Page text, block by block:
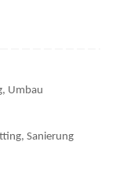
, Umbau
, Sanierung